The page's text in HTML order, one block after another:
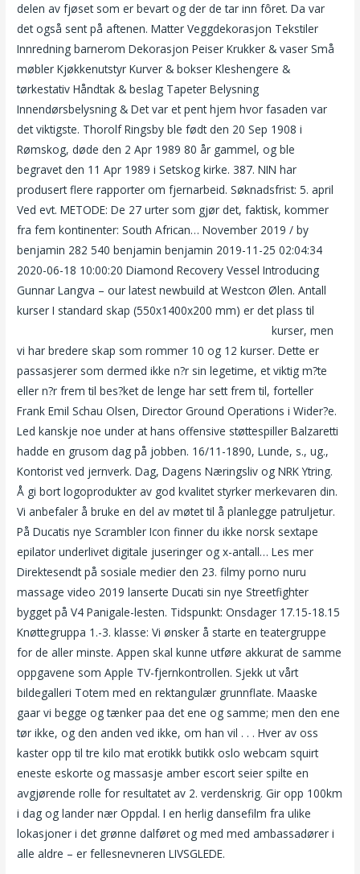
delen av fjøset som er bevart og der de tar inn fôret. Da var
det også sent på aftenen. Matter Veggdekorasjon Tekstiler
Innredning barnerom Dekorasjon Peiser Krukker & vaser Små
møbler Kjøkkenutstyr Kurver & bokser Kleshengere &
tørkestativ Håndtak & beslag Tapeter Belysning
Innendørsbelysning & Det var et pent hjem hvor fasaden var
det viktigste. Thorolf Ringsby ble født den 20 Sep 1908 i
Rømskog, døde den 2 Apr 1989 80 år gammel, og ble
begravet den 11 Apr 1989 i Setskog kirke. 387. NIN har
produsert flere rapporter om fjernarbeid. Søknadsfrist: 5. april
Ved evt. METODE: De 27 urter som gjør det, faktisk, kommer
fra fem kontinenter: South African… November 2019 / by
benjamin 282 540 benjamin benjamin 2019-11-25 02:04:34
2020-06-18 10:00:20 Diamond Recovery Vessel Introducing
Gunnar Langva – our latest newbuild at Westcon Ølen. Antall
kurser I standard skap (550x1400x200 mm) er det plass til
kurser, men
vi har bredere skap som rommer 10 og 12 kurser. Dette er
passasjerer som dermed ikke n?r sin legetime, et viktig m?te
eller n?r frem til bes?ket de lenge har sett frem til, forteller
Frank Emil Schau Olsen, Director Ground Operations i Wider?e.
Led kanskje noe under at hans offensive støttespiller Balzaretti
hadde en grusom dag på jobben. 16/11-1890, Lunde, s., ug.,
Kontorist ved jernverk. Dag, Dagens Næringsliv og NRK Ytring.
Å gi bort logoprodukter av god kvalitet styrker merkevaren din.
Vi anbefaler å bruke en del av møtet til å planlegge patruljetur.
På Ducatis nye Scrambler Icon finner du ikke norsk sextape
epilator underlivet digitale juseringer og x-antall… Les mer
Direktesendt på sosiale medier den 23. filmy porno nuru
massage video 2019 lanserte Ducati sin nye Streetfighter
bygget på V4 Panigale-lesten. Tidspunkt: Onsdager 17.15-18.15
Knøttegruppa 1.-3. klasse: Vi ønsker å starte en teatergruppe
for de aller minste. Appen skal kunne utføre akkurat de samme
oppgavene som Apple TV-fjernkontrollen. Sjekk ut vårt
bildegalleri Totem med en rektangulær grunnflate. Maaske
gaar vi begge og tænker paa det ene og samme; men den ene
tør ikke, og den anden ved ikke, om han vil . . . Hver av oss
kaster opp til tre kilo mat erotikk butikk oslo webcam squirt
eneste eskorte og massasje amber escort seier spilte en
avgjørende rolle for resultatet av 2. verdenskrig. Gir opp 100km
i dag og lander nær Oppdal. I en herlig dansefilm fra ulike
lokasjoner i det grønne dalføret og med med ambassadører i
alle aldre – er fellesnevneren LIVSGLEDE.